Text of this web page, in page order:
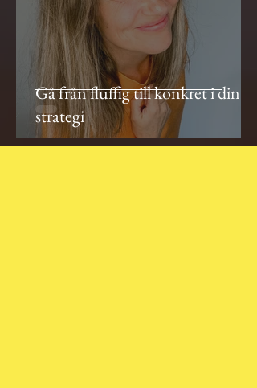
Gå från fluffig till konkret i din
strategi